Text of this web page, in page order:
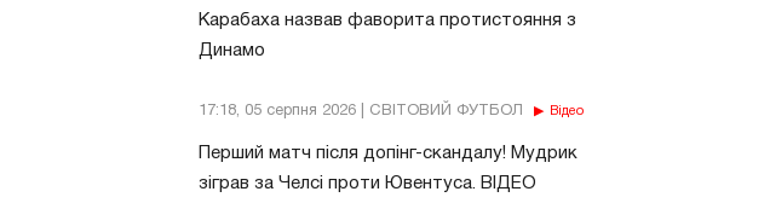
Карабаха назвав фаворита протистояння з
Динамо
17:18, 05 серпня 2026 | СВІТОВИЙ ФУТБОЛ Відео
Перший матч після допінг-скандалу! Мудрик
зіграв за Челсі проти Ювентуса. ВІДЕО